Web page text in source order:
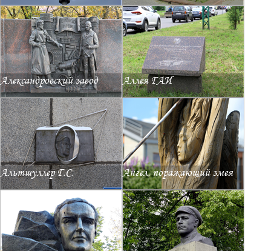
Александровский завод Аллея ГАИ
Альтшуллер Г.С. Ангел, поражающий змея